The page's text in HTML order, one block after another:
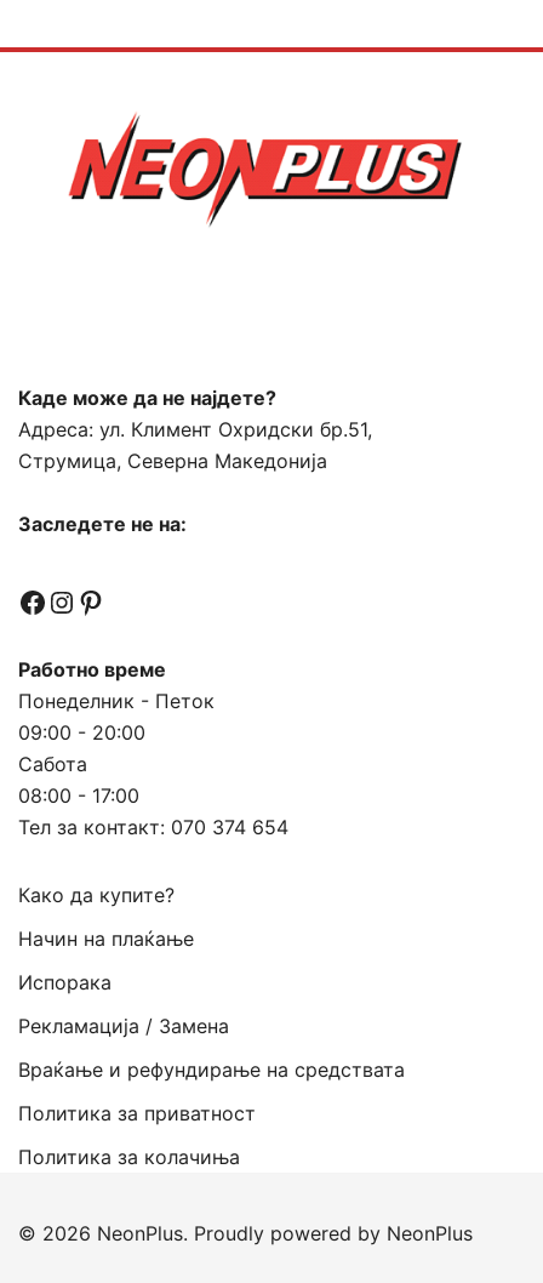
150,00 ден
Каде може да не најдете?
Адреса: ул. Климент Охридски бр.51,
Струмица, Северна Македонија
Заследете не на:
Facebook
Instagram
Pinterest
Работно време
Понеделник - Петок
09:00 - 20:00
Сабота
08:00 - 17:00
Тел за контакт: 070 374 654
Како да купите?
Начин на плаќање
Испорака
Рекламација / Замена
Враќање и рефундирање на средствата
Политика за приватност
Политика за колачиња
© 2026 NeonPlus. Proudly powered by NeonPlus